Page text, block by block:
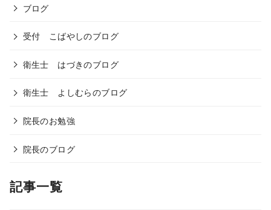
ブログ
受付 こばやしのブログ
衛生士 はづきのブログ
衛生士 よしむらのブログ
院長のお勉強
院長のブログ
記事一覧